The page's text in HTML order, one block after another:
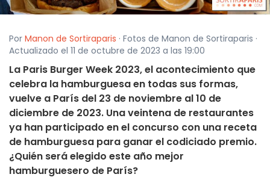
Por Manon de Sortiraparis · Fotos de Manon de Sortiraparis ·
Actualizado el 11 de octubre de 2023 a las 19:00
La Paris Burger Week 2023, el acontecimiento que
celebra la hamburguesa en todas sus formas,
vuelve a París del 23 de noviembre al 10 de
diciembre de 2023. Una veintena de restaurantes
ya han participado en el concurso con una receta
de hamburguesa para ganar el codiciado premio.
¿Quién será elegido este año mejor
hamburguesero de París?